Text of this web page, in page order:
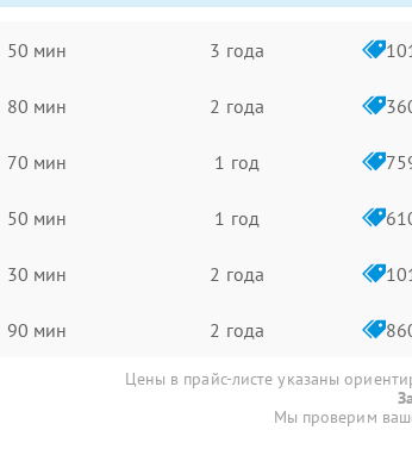
50 мин 3 года
80 мин 2 года
70 мин 1 год
50 мин 1 год
30 мин 2 года
90 мин 2 года
Цены в прайс-листе указаны
Мы проверим